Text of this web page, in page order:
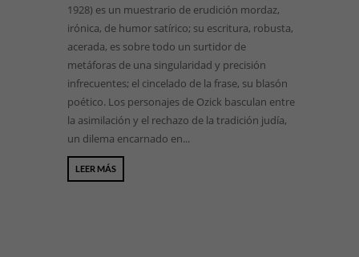
1928) es un muestrario de erudición mordaz,
irónica, de humor satírico; su escritura, robusta,
acerada, es sobre todo un surtidor de
metáforas de una singularidad y precisión
infrecuentes; el cincelado de la frase, su blasón
poético. Los personajes de Ozick basculan entre
la asimilación y el rechazo de la tradición judía,
un dilema encarnado en...
LEER MÁS